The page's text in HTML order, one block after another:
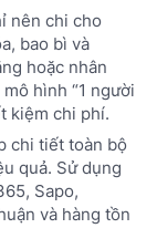
nên chi cho
bao bì và
hoặc nhân
hình “1 người
kiệm chi phí.
chi tiết toàn bộ
quả. Sử dụng
Sapo,
và hàng tồn